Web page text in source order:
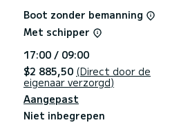
volgende uitrusting:
USB-stekker,
of de chartervoorwaarden,
het Samboat-platform. Een
uw vragen en biedt u onze
Boot zonder bemanning
Met schipper
17:00 / 09:00
$2 885,50 (Direct door de
eigenaar verzorgd)
Aangepast
Niet inbegrepen